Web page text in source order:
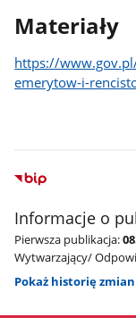
Materiały
https://
emerytow-i-
Informacje o
Pierwsza publikacja:
Wytwarzający/
Pokaż historię zmian